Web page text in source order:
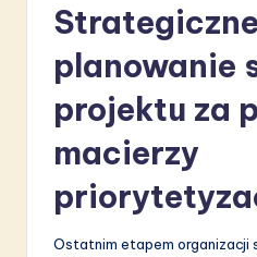
Strategiczne
planowanie
projektu za
macierzy
Ostatnim etapem organizacji